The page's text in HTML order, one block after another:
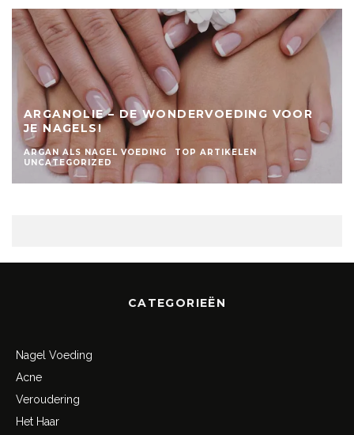
ARGANOLIE – DE WONDERVOEDING VOOR
JE NAGELS!
ARGAN ALS NAGEL VOEDING
TOP ARTIKELEN
UNCATEGORIZED
CATEGORIEËN
Nagel Voeding
Acne
Veroudering
Het Haar